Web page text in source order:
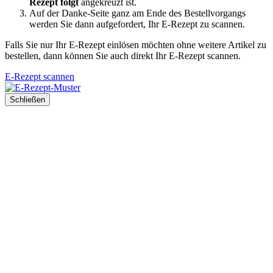
Rezept folgt angekreuzt ist.
Auf der Danke-Seite ganz am Ende des Bestellvorgangs
werden Sie dann aufgefordert, Ihr E-Rezept zu scannen.
Falls Sie nur Ihr E-Rezept einlösen möchten ohne weitere Artikel zu
bestellen, dann können Sie auch direkt Ihr E-Rezept scannen.
E-Rezept scannen
Schließen